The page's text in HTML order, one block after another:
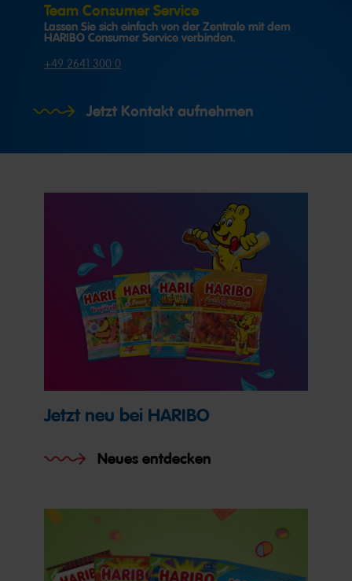
Team Consumer Service
Lassen Sie sich einfach von der Zentrale mit dem
HARIBO Consumer Service verbinden.
+49 2641 300 0
Jetzt Kontakt aufnehmen
Jetzt neu bei HARIBO
Neues entdecken